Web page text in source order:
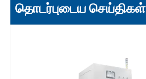
தொடர்புடைய செய்திகள்